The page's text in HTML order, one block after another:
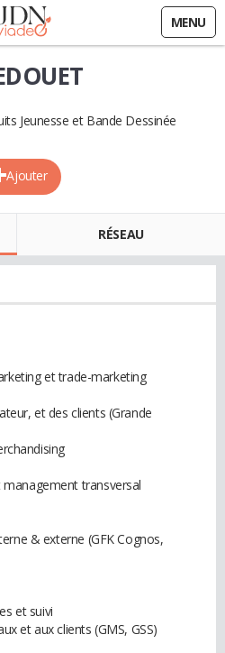
MENU
Ajouter
Jeunesse et Bande Dessinée
RÉSEAU
et trade-marketing
et des clients (Grande
transversal
& externe (GFK Cognos,
et suivi
et aux clients (GMS, GSS)